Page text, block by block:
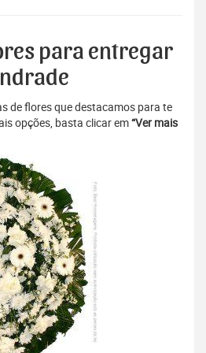
para entregar
de flores que destacamos para te
opções, basta clicar em“Ver mais